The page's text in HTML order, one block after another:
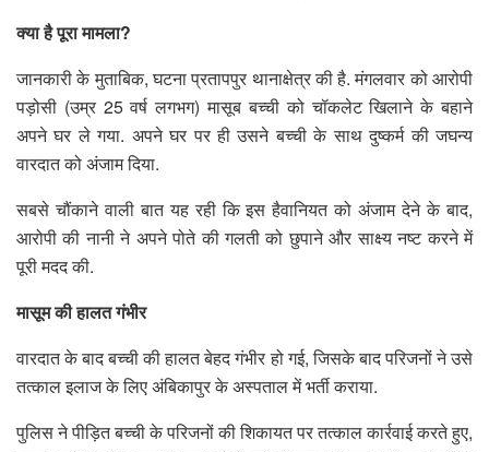
क्या है पूरा मामला?
जानकारी के मुताबिक, घटना प्रतापपुर थानाक्षेत्र की है. मंगलवार को आरोपी
पड़ोसी (उम्र 25 वर्ष लगभग) मासूब बच्ची को चॉकलेट खिलाने के बहाने
अपने घर ले गया. अपने घर पर ही उसने बच्ची के साथ दुष्कर्म की जघन्य
वारदात को अंजाम दिया.
सबसे चौंकाने वाली बात यह रही कि इस हैवानियत को अंजाम देने के बाद,
आरोपी की नानी ने अपने पोते की गलती को छुपाने और साक्ष्य नष्ट करने में
पूरी मदद की.
मासूम की हालत गंभीर
वारदात के बाद बच्ची की हालत बेहद गंभीर हो गई, जिसके बाद परिजनों ने उसे
तत्काल इलाज के लिए अंबिकापुर के अस्पताल में भर्ती कराया.
पुलिस ने पीड़ित बच्ची के परिजनों की शिकायत पर तत्काल कार्रवाई करते हुए,